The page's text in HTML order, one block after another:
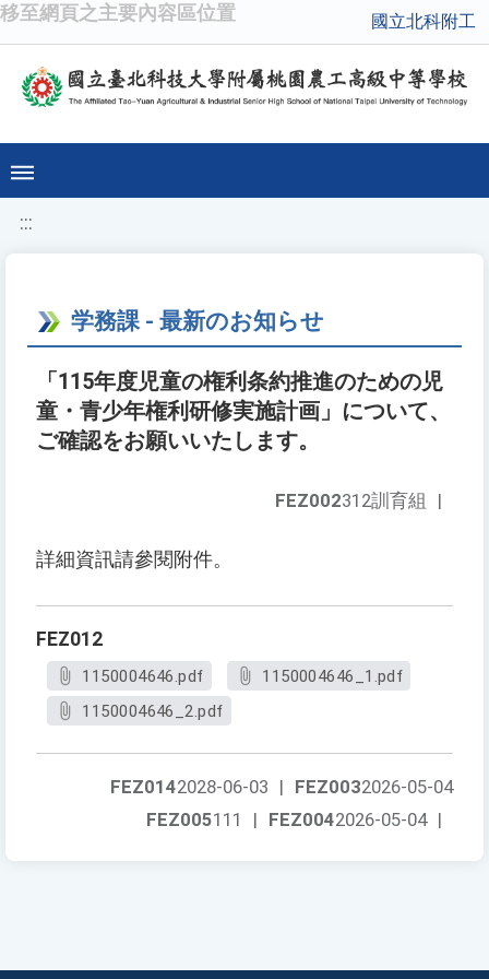
移至網頁之主要內容區位置 國立北科附工
:::
学務課 - 最新のお知らせ
「115年度児童の権利条約推進のための児
童・青少年権利研修実施計画」について、
ご確認をお願いいたします。
FEZ002312訓育組 |
詳細資訊請參閱附件。
FEZ012
1150004646.pdf
1150004646_1.pdf
1150004646_2.pdf
FEZ0032026-05-04
FEZ0142028-06-03 |
FEZ0042026-05-04 |
FEZ005111 |